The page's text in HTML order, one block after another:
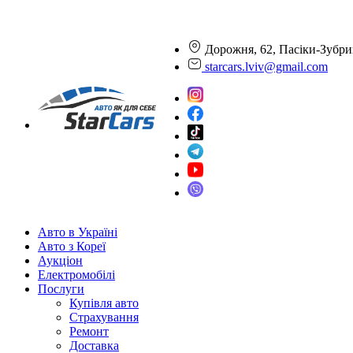
Дорожня, 62, Пасіки-
starcars.lviv@gmail.com
Авто в Україні
Авто з Кореї
Аукціон
Електромобілі
Послуги
Купівля авто
Страхування
Ремонт
Доставка